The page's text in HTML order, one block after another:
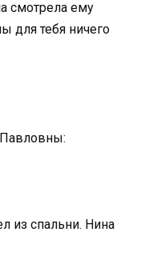
смотрела ему
для тебя ничего
Павловны:
из спальни. Нина